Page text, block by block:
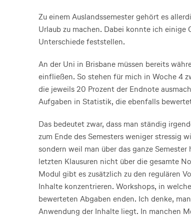
Zu einem Auslandssemester gehört es
Urlaub zu machen. Dabei konnte ich einige
Unterschiede feststellen.
An der Uni in Brisbane müssen bereits
einfließen. So stehen für mich in Woche 4
die jeweils 20 Prozent der Endnote
Aufgaben in Statistik, die ebenfalls
Das bedeutet zwar, dass man ständig
zum Ende des Semesters weniger stressig
sondern weil man über das ganze
letzten Klausuren nicht über die gesamte
Modul gibt es zusätzlich zu den regulären
Inhalte konzentrieren. Workshops, in
bewerteten Abgaben enden. Ich denke,
Anwendung der Inhalte liegt. In manchen